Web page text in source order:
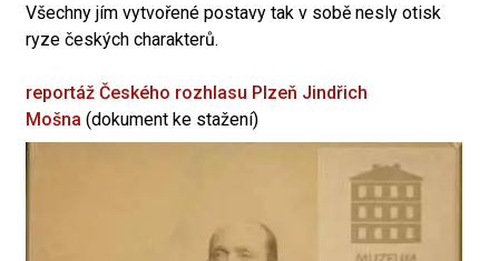
Všechny jím vytvořené postavy tak v sobě nesly otisk
ryze českých charakterů.
reportáž Českého rozhlasu Plzeň Jindřich
Mošna (dokument ke stažení)